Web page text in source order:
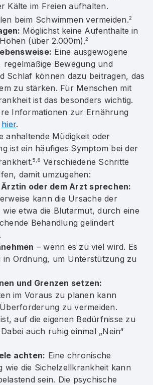
Kälte im Freien aufhalten.
beim Schwimmen vermeiden.2
Möglichst keine Aufenthalte in
(über 2.000m).2
Eine ausgewogene
regelmäßige Bewegung und
Schlaf können dazu beitragen, das
zu stärken. Für Menschen mit
ist das besonders wichtig.
Informationen zur Ernährung
hier.
anhaltende Müdigkeit oder
ist ein häufiges Symptom bei der
5,6 Verschiedene Schritte
damit umzugehen:
oder dem Arzt sprechen:
kann die Ursache der
wie etwa die Blutarmut, durch eine
Behandlung gelindert
– wenn es zu viel wird. Es
in Ordnung, um Unterstützung zu
und Grenzen setzen:
im Voraus zu planen kann
zu vermeiden.
auf die eigenen Bedürfnisse zu
auch ruhig einmal „Nein“
achten: Eine chronische
wie die Sichelzellkrankheit kann
sein. Die psychische